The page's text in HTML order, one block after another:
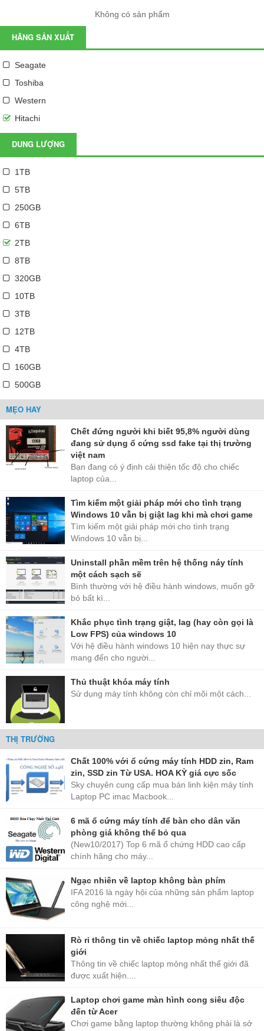
Không có sản phẩm
HÃNG SẢN XUẤT
Seagate
Toshiba
Western
Hitachi
DUNG LƯỢNG
1TB
5TB
250GB
6TB
2TB
8TB
320GB
10TB
3TB
12TB
4TB
160GB
500GB
MẸO HAY
Chết đứng người khi biết 95,8% người dùng
đang sử dụng ổ cứng ssd fake tại thị trường
việt nam
Bạn đang có ý định cải thiện tốc độ cho chiếc
laptop của...
Tìm kiếm một giải pháp mới cho tình trạng
Windows 10 vẫn bị giật lag khi mà chơi game
Tìm kiếm một giải pháp mới cho tình trạng
Windows 10 vẫn bị...
Uninstall phần mềm trên hệ thống náy tính
một cách sạch sẽ
Bình thường với hệ điều hành windows, muốn gỡ
bỏ bất kì...
Khắc phục tình trạng giật, lag (hay còn gọi là
Low FPS) của windows 10
Với hệ điều hành windows 10 hiện nay thực sự
mang đến cho người...
Thủ thuật khóa máy tính
Sử dụng máy tính không còn chỉ mõi một cách...
THỊ TRƯỜNG
Chất 100% với ổ cứng máy tính HDD zin, Ram
zin, SSD zin Từ USA. HOA KỲ giá cực sốc
Sky chuyên cung cấp mua bán linh kiện máy tính
Laptop PC imac Macbook...
6 mã ổ cứng máy tính để bàn cho dân văn
phòng giá không thể bỏ qua
(New10/2017) Top 6 mã ổ chứng HDD cao cấp
chính hãng cho máy...
Ngạc nhiên về laptop không bàn phím
IFA 2016 là ngày hội của những sản phẩm laptop
công nghệ mới...
Rò rỉ thông tin về chiếc laptop mỏng nhất thế
giới
Thông tin về chiếc laptop mỏng nhất thế giới đã
được xuất hiện....
Laptop chơi game màn hình cong siêu độc
đến từ Acer
Chơi game bằng laptop thường không phải là sở